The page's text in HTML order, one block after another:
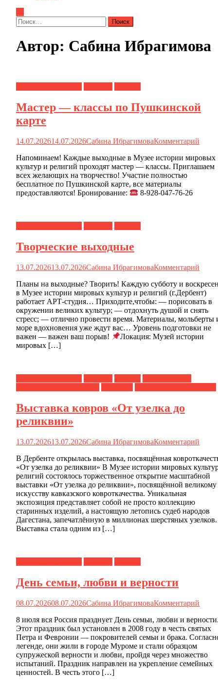
Найти:
Автор: Сабина Ибрагимова
Мастер — классы по Пушкинской
карте
14.07.202614.07.2026Сабина ИбрагимоваКомментарий
Напоминаем! Каждые выходные в Музее истории мировых
культур и религий проходят мастер — классы. Приглашаем
всех желающих на творчество! Участие полностью
бесплатное по Пушкинской карте, все материалы
предоставляются! Бронирование:
8-928-047-76-26
Творческие выходные
13.07.202613.07.2026Сабина ИбрагимоваКомментарий
Планы на выходные? Творить! Каждую субботу и
в Музее истории мировых культур и религий (г.Дербент)
работает АРТ-студия… Приходите,чтобы: — порисовать в
окружении великих культур; — отдохнуть душой и снять
стресс; — отлично провести время. Материалы, мольберты
море вдохновения уже ждут вас… Уровень подготовки не
важен — важен ваш порыв!
Локация: Музей истории
мировых […]
Выставка ковров «От узелка до
реликвии»
13.07.202613.07.2026Сабина ИбрагимоваКомментарий
В Дербенте открылась выставка, посвящённая
«От узелка до реликвии» В Музее истории мировых
религий состоялось торжественное открытие масштабной
выставки «От узелка до реликвии», посвящённой великому
искусству кавказского ковроткачества. Уникальная
экспозиция представляет собой не просто коллекцию
старинных изделий, а настоящую летопись судеб народов
Дагестана, запечатлённую в миллионах шерстяных узелков.
Выставка стала одним из […]
День семьи, любви и верности
08.07.202608.07.2026Сабина ИбрагимоваКомментарий
8 июля вся Россия празднует День семьи, любви и
Этот праздник был установлен в 2008 году в честь святых
Петра и Февронии — покровителей семьи и брака.
легенде, они жили в городе Муроме и стали образцом
супружеской верности и любви, пройдя через множество
испытаний. Праздник направлен на укрепление семейных
ценностей. В честь этого […]